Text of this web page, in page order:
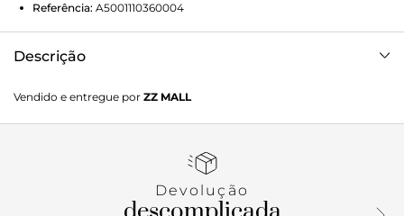
Referência: A5001110360004
Descrição
acessório tem formato macio com efeito amassado e
drapeados. Traz alça tiracolo fina regulável e fecho superior
em tira fina transpassada, com fivela metálica e passador
Vendido e entregue por ZZ MALL
Devolução